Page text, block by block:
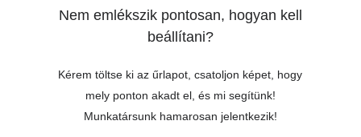
Nem emlékszik pontosan, hogyan kell
beállítani?
Kérem töltse ki az űrlapot, csatoljon képet, hogy
mely ponton akadt el, és mi segítünk!
Munkatársunk hamarosan jelentkezik!